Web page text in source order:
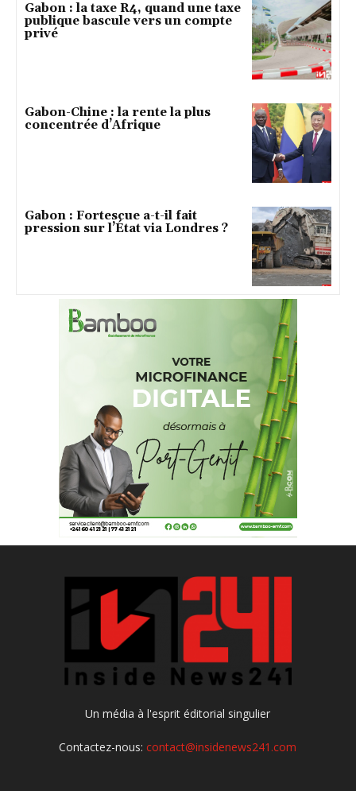
Gabon : la taxe R4, quand une taxe
publique bascule vers un compte
privé
Gabon-Chine : la rente la plus
concentrée d’Afrique
Gabon : Fortescue a-t-il fait
pression sur l’État via Londres ?
Un média à l'esprit éditorial singulier
Contactez-nous:contact@insidenews241.com